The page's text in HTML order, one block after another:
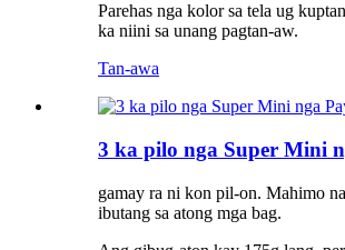
Parehas nga kolor sa tela ug
ka niini sa unang pagtan-aw.
Tan-awa
3 ka pilo nga Super Mini
gamay ra ni kon pil-on. Mahimo
ibutang sa atong mga bag.